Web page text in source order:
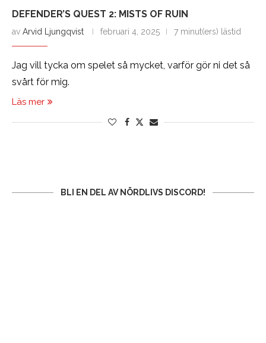
DEFENDER’S QUEST 2: MISTS OF RUIN
av Arvid Ljungqvist februari 4, 2025 7 minut(ers) lästid
Jag vill tycka om spelet så mycket, varför gör ni det så
svårt för mig.
Läs mer
BLI EN DEL AV NÖRDLIVS DISCORD!